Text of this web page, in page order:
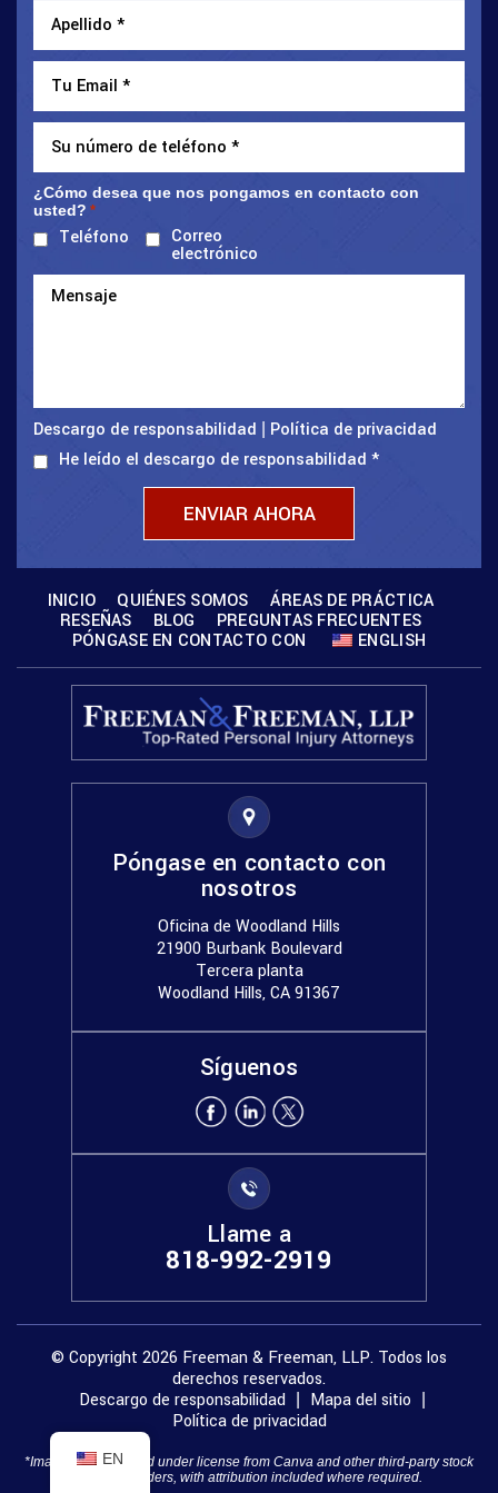
¿Cómo desea que nos pongamos en contacto con
usted? *
Teléfono Correo
electrónico
Descargo de responsabilidad
Política de privacidad
He leído el descargo de responsabilidad *
INICIO QUIÉNES SOMOS
ÁREAS DE PRÁCTICA
RESEÑAS
BLOG
PREGUNTAS FRECUENTES
PÓNGASE EN CONTACTO CON
ENGLISH
Póngase en contacto con
nosotros
Oficina de Woodland Hills
21900 Burbank Boulevard
Tercera planta
Woodland Hills, CA 91367
Síguenos
Llame a
818-992-2919
© Copyright 2026 Freeman & Freeman, LLP. Todos los
derechos reservados.
Descargo de responsabilidad
Mapa del sitio
Política de privacidad
*Images are obtained under license from Canva and other third-party stock
image providers, with attribution included where required.
EN